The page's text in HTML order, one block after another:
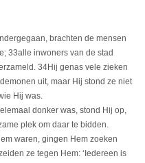
brachten de mensen
33alle inwoners van de stad
34Hij genas vele zieken
uit, maar Hij stond ze niet
Hij was.
donker was, stond Hij op,
plek om daar te bidden.
waren, gingen Hem zoeken
ze tegen Hem: ‘Iedereen is